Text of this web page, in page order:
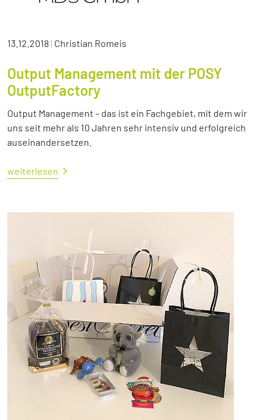
13.12.2018| Christian Romeis
Output Management mit der POSY
OutputFactory
Output Management – das ist ein Fachgebiet, mit dem wir
uns seit mehr als 10 Jahren sehr intensiv und erfolgreich
auseinandersetzen.
weiterlesen